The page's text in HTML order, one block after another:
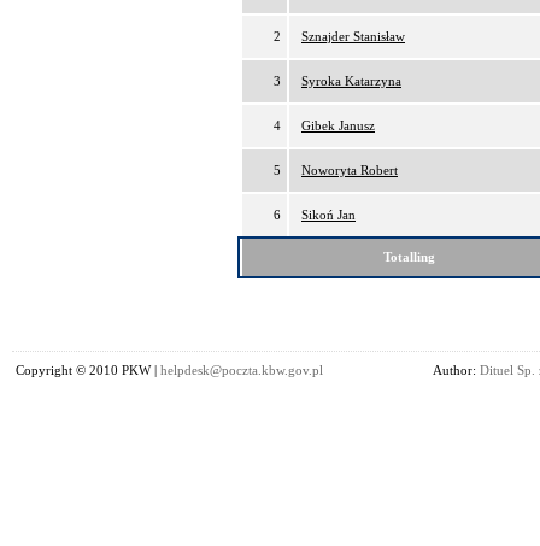
2 Sznajder Stanisław
3 Syroka Katarzyna
4 Gibek Janusz
5 Noworyta Robert
6 Sikoń Jan
Totalling
Copyright © 2010 PKW | helpdesk@poczta.kbw.gov.pl Author: Dituel Sp.